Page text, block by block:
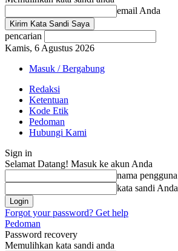
email Anda
pencarian
Kamis, 6 Agustus 2026
Masuk / Bergabung
Redaksi
Ketentuan
Kode Etik
Pedoman
Hubungi Kami
Sign in
Selamat Datang! Masuk ke akun Anda
nama pengguna
kata sandi Anda
Forgot your password? Get help
Pedoman
Password recovery
Memulihkan kata sandi anda